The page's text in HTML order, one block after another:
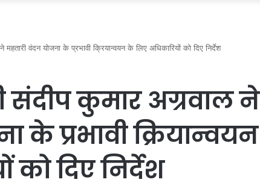
वंदन योजना के प्रभावी क्रियान्वयन के लिए अधिकारियों को दिए निर्देश
संदीप कुमार अग्रवाल ने
के प्रभावी क्रियान्वयन
दिए निर्देश